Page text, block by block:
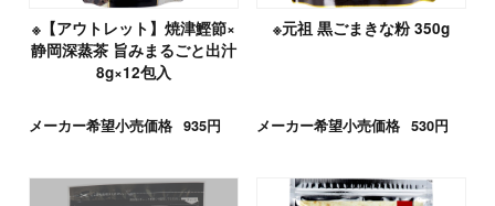
※【アウトレット】焼津鰹節×
静岡深蒸茶 旨みまるごと出汁
8g×12包入
メーカー希望小売価格 935円
※元祖 黒ごまきな粉 350g
メーカー希望小売価格 530円